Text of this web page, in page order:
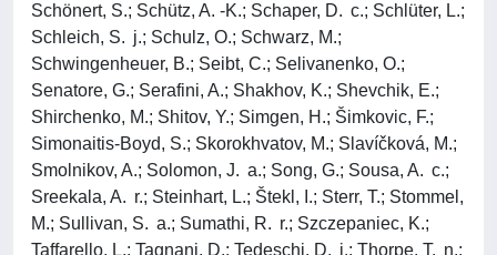
Schönert, S.; Schütz, A. -K.; Schaper, D. c.; Schlüter, L.;
Schleich, S. j.; Schulz, O.; Schwarz, M.;
Schwingenheuer, B.; Seibt, C.; Selivanenko, O.;
Senatore, G.; Serafini, A.; Shakhov, K.; Shevchik, E.;
Shirchenko, M.; Shitov, Y.; Simgen, H.; Šimkovic, F.;
Simonaitis-Boyd, S.; Skorokhvatov, M.; Slavíčková, M.;
Smolnikov, A.; Solomon, J. a.; Song, G.; Sousa, A. c.;
Sreekala, A. r.; Steinhart, L.; Štekl, I.; Sterr, T.; Stommel,
M.; Sullivan, S. a.; Sumathi, R. r.; Szczepaniec, K.;
Taffarello, L.; Tagnani, D.; Tedeschi, D. j.; Thorpe, T. n.;